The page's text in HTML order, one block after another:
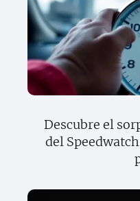
Descubre el
del